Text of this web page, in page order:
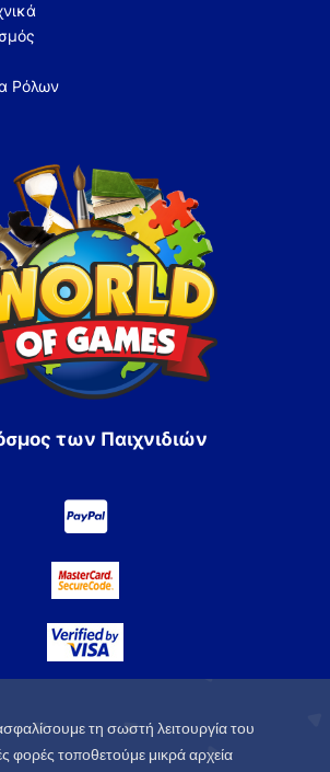
Ρόλων
των Παιχνιδιών
τη σωστή λειτουργία του
φορές τοποθετούμε μικρά αρχεία